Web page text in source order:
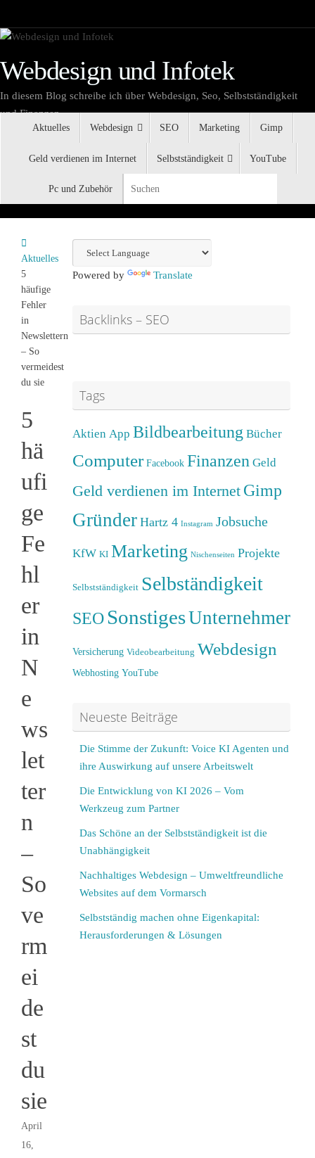
Inhalt
springen
Webdesign und Infotek
In diesem Blog schreibe ich über Webdesign, Seo, Selbstständigkeit
und Finanzen.
Aktuelles Webdesign SEO Marketing Gimp
Geld verdienen im Internet Selbstständigkeit YouTube
Pc und Zubehör
Aktuelles
5
häufige
Fehler
in
Newslettern
– So
vermeidest
du sie
5
hä
ufi
ge
Fe
hl
er
in
N
e
ws
let
ter
n
–
So
ve
rm
ei
de
st
du
sie
April
16,
Powered by Translate
Backlinks – SEO
Tags
Aktien App Bildbearbeitung Bücher
Computer Facebook Finanzen Geld
Geld verdienen im Internet Gimp
Gründer Hartz 4 Instagram Jobsuche
KfW KI Marketing Nischenseiten Projekte
Selbstständigkeit Selbständigkeit
SEO SonstigesUnternehmer
Versicherung Videobearbeitung Webdesign
Webhosting YouTube
Neueste Beiträge
Die Stimme der Zukunft: Voice KI Agenten und
ihre Auswirkung auf unsere Arbeitswelt
Die Entwicklung von KI 2026 – Vom
Werkzeug zum Partner
Das Schöne an der Selbstständigkeit ist die
Unabhängigkeit
Nachhaltiges Webdesign – Umweltfreundliche
Websites auf dem Vormarsch
Selbstständig machen ohne Eigenkapital:
Herausforderungen & Lösungen